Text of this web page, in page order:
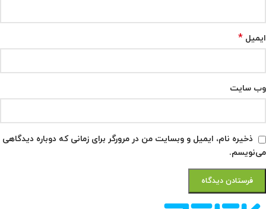
ایمیل *
وب‌ سایت
ذخیره نام، ایمیل و وبسایت من در مرورگر برای زمانی که دوباره دیدگاهی
می‌نویسم.